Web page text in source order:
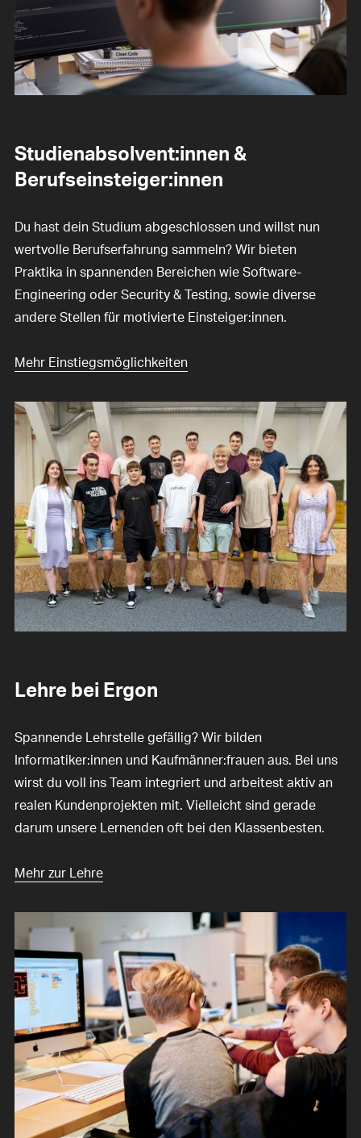
Studienabsolvent:innen &
Berufseinsteiger:innen
Du hast dein Studium abgeschlossen und willst nun
wertvolle Berufserfahrung sammeln? Wir bieten
Praktika in spannenden Bereichen wie Software-
Engineering oder Security & Testing, sowie diverse
andere Stellen für motivierte Einsteiger:innen.
Mehr Einstiegsmöglichkeiten
Lehre bei Ergon
Spannende Lehrstelle gefällig? Wir bilden
Informatiker:innen und Kaufmänner:frauen aus. Bei uns
wirst du voll ins Team integriert und arbeitest aktiv an
realen Kundenprojekten mit. Vielleicht sind gerade
darum unsere Lernenden oft bei den Klassenbesten.
Mehr zur Lehre